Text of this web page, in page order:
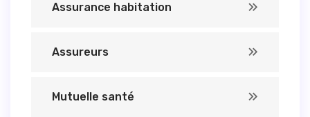
Assurance habitation
Assureurs
Mutuelle santé